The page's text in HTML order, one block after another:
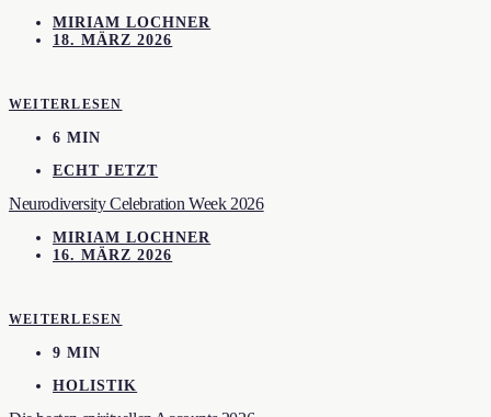
MIRIAM LOCHNER
18. MÄRZ 2026
WEITERLESEN
6 MIN
ECHT JETZT
Neurodiversity Celebration Week 2026
MIRIAM LOCHNER
16. MÄRZ 2026
WEITERLESEN
9 MIN
HOLISTIK